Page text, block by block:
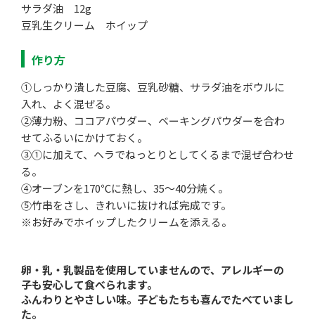
サラダ油 12g
豆乳生クリーム ホイップ
作り方
①しっかり潰した豆腐、豆乳砂糖、サラダ油をボウルに
入れ、よく混ぜる。
②薄力粉、ココアパウダー、ベーキングパウダーを合わ
せてふるいにかけておく。
③①に加えて、ヘラでねっとりとしてくるまで混ぜ合わせ
る。
④オーブンを170℃に熱し、35～40分焼く。
⑤竹串をさし、きれいに抜ければ完成です。
※お好みでホイップしたクリームを添える。
卵・乳・乳製品を使用していませんので、アレルギーの
子も安心して食べられます。
ふんわりとやさしい味。子どもたちも喜んでたべていまし
た。